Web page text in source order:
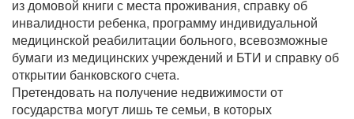
из домовой книги с места проживания, справку об
инвалидности ребенка, программу индивидуальной
медицинской реабилитации больного, всевозможные
бумаги из медицинских учреждений и БТИ и справку об
открытии банковского счета.
Претендовать на получение недвижимости от
государства могут лишь те семьи, в которых